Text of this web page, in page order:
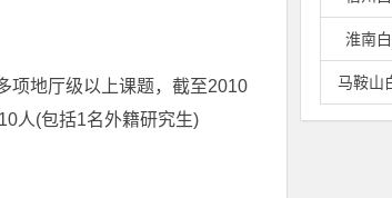
项地厅级以上课题，截至2010
人(包括1名外籍研究生)
淮南
马鞍山